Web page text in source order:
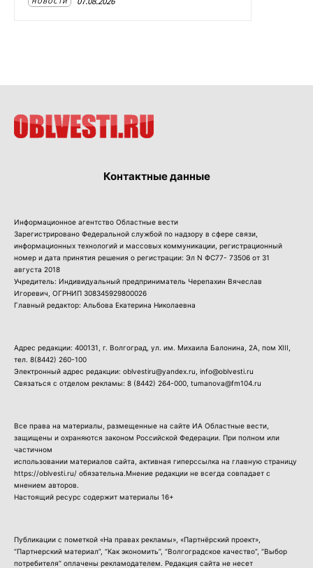
Контактные данные
Информационное агентство Областные вести
Зарегистрировано Федеральной службой по надзору в сфере связи,
информационных технологий и массовых коммуникации, регистрационный
номер и дата принятия решения о регистрации: Эл N ФС77- 73506 от 31
августа 2018
Учредитель: Индивидуальный предприниматель Черепахин Вячеслав
Игоревич, ОГРНИП 308345929800026
Главный редактор: Альбова Екатерина Николаевна
Адрес редакции: 400131, г. Волгоград, ул. им. Михаила Балонина, 2А, пом XIII,
тел. 8(8442) 260-100
Электронный адрес редакции: oblvestiru@yandex.ru, info@oblvesti.ru
Связаться с отделом рекламы: 8 (8442) 264-000 , tumanova@fm104.ru
Все права на материалы, размещенные на сайте ИА Областные вести,
защищены и охраняются законом Российской Федерации. При полном или
частичном
использовании материалов сайта, активная гиперссылка на главную страницу
https://oblvesti.ru/ обязательна.Мнение редакции не всегда совпадает с
мнением авторов.
Настоящий ресурс содержит материалы 16+
Публикации с пометкой «На правах рекламы», «Партнёрский проект»,
“Партнерский материал”, “Как экономить”, “Волгоградское качество”, “Выбор
потребителя” оплачены рекламодателем. Редакция сайта не несет